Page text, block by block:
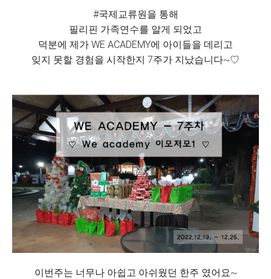
#국제교류원을 통해
필리핀 가족연수를 알게 되었고
덕분에 제가 WE ACADEMY에 아이들을 데리고
잊지 못할 경험을 시작한지 7주가 지났습니다~♡
이번주는 너무나 아쉽고 아쉬웠던 한주 였어요~